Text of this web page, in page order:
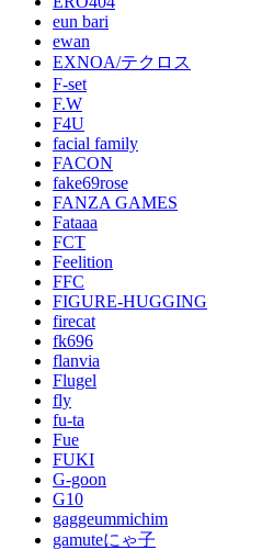
eun bari
ewan
EXNOA/テクロス
F-set
F.W
F4U
facial family
FACON
fake69rose
FANZA GAMES
Fataaa
FCT
Feelition
FFC
FIGURE-HUGGING
firecat
fk696
flanvia
Flugel
fly
fu-ta
Fue
FUKI
G-goon
G10
gaggeummichim
gamuteにゃ子